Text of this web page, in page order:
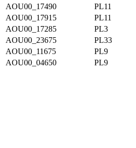
AOU00_17490
PL11
AOU00_17915
PL11
AOU00_17285
PL3
AOU00_23675
PL33
AOU00_11675
PL9
AOU00_04650
PL9